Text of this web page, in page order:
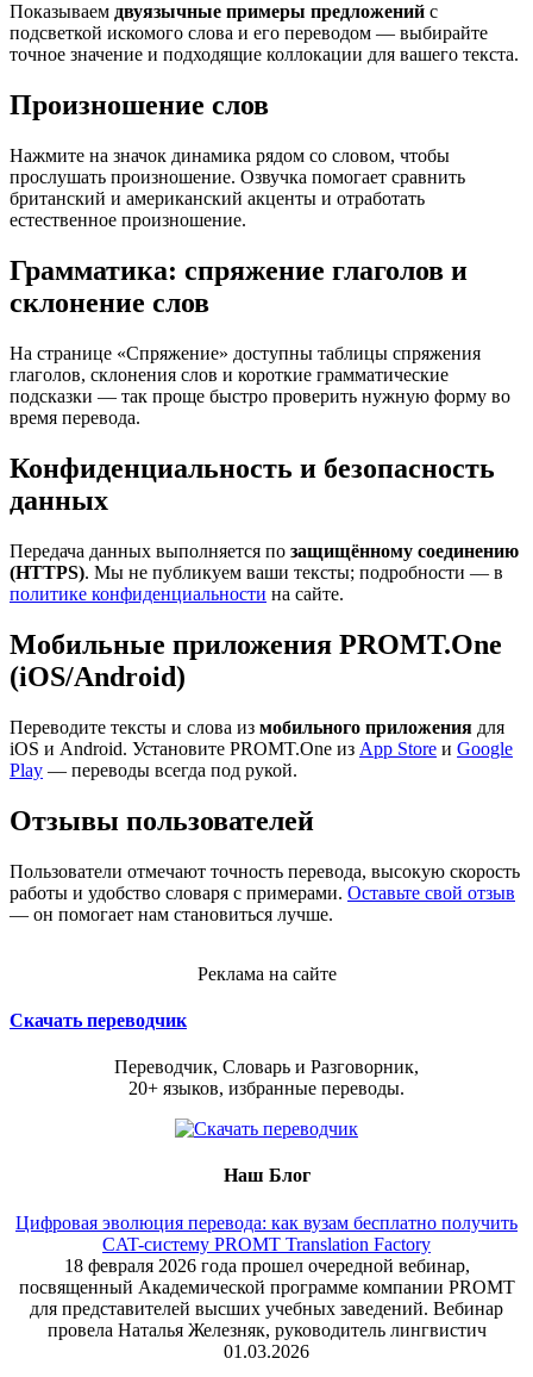
Показываем двуязычные примеры предложений с
подсветкой искомого слова и его переводом — выбирайте
точное значение и подходящие коллокации для вашего текста.
Произношение слов
Нажмите на значок динамика рядом со словом, чтобы
прослушать произношение. Озвучка помогает сравнить
британский и американский акценты и отработать
естественное произношение.
Грамматика: спряжение глаголов и
склонение слов
На странице «Спряжение» доступны таблицы спряжения
глаголов, склонения слов и короткие грамматические
подсказки — так проще быстро проверить нужную форму во
время перевода.
Конфиденциальность и безопасность
данных
Передача данных выполняется по защищённому соединению
(HTTPS). Мы не публикуем ваши тексты; подробности — в
политике конфиденциальности на сайте.
Мобильные приложения PROMT.One
(iOS/Android)
Переводите тексты и слова из мобильного приложения для
iOS и Android. Установите PROMT.One из App Store и Google
Play — переводы всегда под рукой.
Отзывы пользователей
Пользователи отмечают точность перевода, высокую скорость
работы и удобство словаря с примерами. Оставьте свой отзыв
— он помогает нам становиться лучше.
Реклама на сайте
Скачать переводчик
Переводчик, Словарь и Разговорник,
20+ языков, избранные переводы.
Наш Блог
Цифровая эволюция перевода: как вузам бесплатно получить
CAT-систему PROMT Translation Factory
18 февраля 2026 года прошел очередной вебинар,
посвященный Академической программе компании PROMT
для представителей высших учебных заведений. Вебинар
провела Наталья Железняк, руководитель лингвистич
01.03.2026